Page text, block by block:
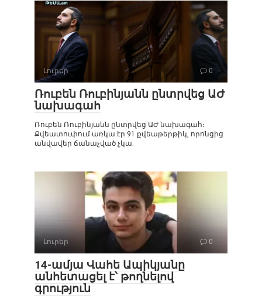
Լուրեր 0
Ռուբեն Ռուբինյանն ընտրվեց ԱԺ
նախագահ
Ռուբեն Ռուբինյանն ընտրվեց ԱԺ նախագահ։
Քվեատուփում առկա էր 91 քվեաթերթիկ, որոնցից
անվավեր ճանաչված չկա.
Լուրեր 0
14-ամյա Վահե Ապիկյանը
անհետացել է՝ թողնելով
գրություն